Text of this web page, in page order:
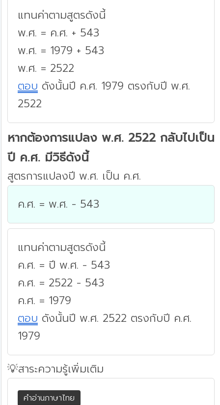
แทนค่าตามสูตรดังนี้
พ.ศ. = ค.ศ. + 543
พ.ศ. = 1979 + 543
พ.ศ. = 2522
ตอบ ดังนั้นปี ค.ศ. 1979 ตรงกับปี พ.ศ.
2522
หากต้องการแปลง พ.ศ. 2522 กลับไปเป็น
ปี ค.ศ. มีวิธีดังนี้
สูตรการแปลงปี พ.ศ. เป็น ค.ศ.
ค.ศ. = พ.ศ. - 543
แทนค่าตามสูตรดังนี้
ค.ศ. = ปี พ.ศ. - 543
ค.ศ. = 2522 - 543
ค.ศ. = 1979
ตอบ ดังนั้นปี พ.ศ. 2522 ตรงกับปี ค.ศ.
1979
💡สาระความรู้เพิ่มเติม
คำอ่านภาษาไทย